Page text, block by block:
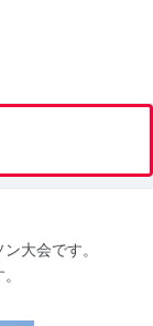
大会です。